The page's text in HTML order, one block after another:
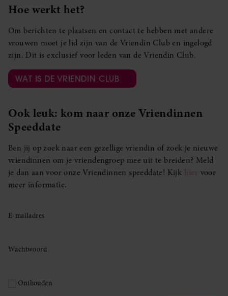
Hoe werkt het?
Om berichten te plaatsen en contact te hebben met andere
vrouwen moet je lid zijn van de Vriendin Club en ingelogd
zijn. Dit is exclusief voor leden van de Vriendin Club.
WAT IS DE VRIENDIN CLUB
Ook leuk: kom naar onze Vriendinnen
Speeddate
Ben jij op zoek naar een gezellige vriendin of zoek je nieuwe
vriendinnen om je vriendengroep mee uit te breiden? Meld
je dan aan voor onze Vriendinnen speeddate! Kijk hier voor
meer informatie.
E-mailadres
Wachtwoord
Onthouden